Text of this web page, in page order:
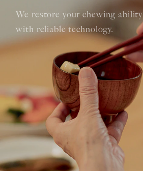
We restore your chewing ability
with reliable technology.